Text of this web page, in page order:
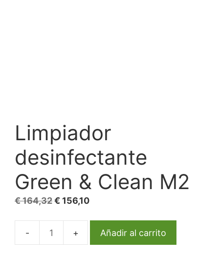
Limpiador
desinfectante
Green & Clean M2
€164,32El
€ 156,10El
Limpiador
Añadir al carrito